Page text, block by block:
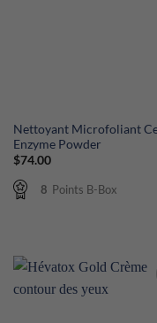
Nettoyant Microfoliant
Enzyme Powder
$74.00
8 Points B-Box